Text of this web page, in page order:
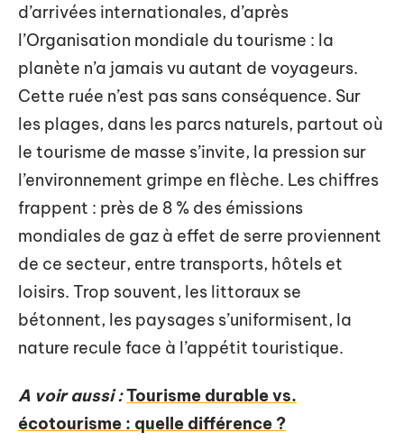
d’arrivées internationales, d’après
l’Organisation mondiale du tourisme : la
planète n’a jamais vu autant de voyageurs.
Cette ruée n’est pas sans conséquence. Sur
les plages, dans les parcs naturels, partout où
le tourisme de masse s’invite, la pression sur
l’environnement grimpe en flèche. Les chiffres
frappent : près de 8 % des émissions
mondiales de gaz à effet de serre proviennent
de ce secteur, entre transports, hôtels et
loisirs. Trop souvent, les littoraux se
bétonnent, les paysages s’uniformisent, la
nature recule face à l’appétit touristique.
A voir aussi :Tourisme durable vs.
écotourisme : quelle différence ?